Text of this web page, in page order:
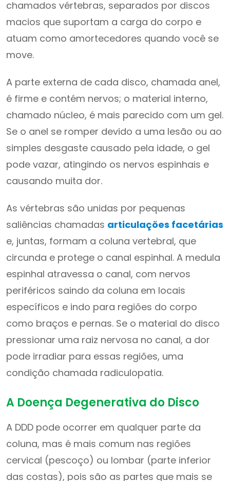
chamados vértebras, separados por discos
macios que suportam a carga do corpo e
atuam como amortecedores quando você se
move.
A parte externa de cada disco, chamada anel,
é firme e contém nervos; o material interno,
chamado núcleo, é mais parecido com um gel.
Se o anel se romper devido a uma lesão ou ao
simples desgaste causado pela idade, o gel
pode vazar, atingindo os nervos espinhais e
causando muita dor.
As vértebras são unidas por pequenas
saliências chamadas articulações facetárias
e, juntas, formam a coluna vertebral, que
circunda e protege o canal espinhal. A medula
espinhal atravessa o canal, com nervos
periféricos saindo da coluna em locais
específicos e indo para regiões do corpo
como braços e pernas. Se o material do disco
pressionar uma raiz nervosa no canal, a dor
pode irradiar para essas regiões, uma
condição chamada radiculopatia.
A Doença Degenerativa do Disco
A DDD pode ocorrer em qualquer parte da
coluna, mas é mais comum nas regiões
cervical (pescoço) ou lombar (parte inferior
das costas), pois são as partes que mais se